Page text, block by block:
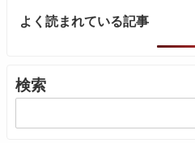
よく読まれている記事
検索